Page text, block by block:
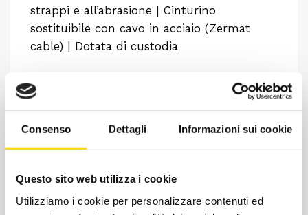
Consenso Dettagli Informazioni sui cookie
Questo sito web utilizza i cookie
Utilizziamo i cookie per personalizzare contenuti ed
strappi e all’abrasione | Cinturino
sostituibile con cavo in acciaio (Zermat
cable) | Dotata di custodia